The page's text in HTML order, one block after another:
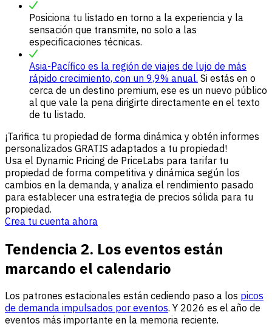
Posiciona tu listado en torno a la experiencia y la
sensación que transmite, no solo a las
especificaciones técnicas.
Asia-Pacífico es la región de viajes de lujo de más
rápido crecimiento, con un 9,9% anual. Si estás en o
cerca de un destino premium, ese es un nuevo público
al que vale la pena dirigirte directamente en el texto
de tu listado.
¡Tarifica tu propiedad de forma dinámica y obtén informes
personalizados GRATIS adaptados a tu propiedad!
Usa el Dynamic Pricing de PriceLabs para tarifar tu
propiedad de forma competitiva y dinámica según los
cambios en la demanda, y analiza el rendimiento pasado
para establecer una estrategia de precios sólida para tu
propiedad.
Crea tu cuenta ahora
Tendencia 2. Los eventos están
marcando el calendario
Los patrones estacionales están cediendo paso a los picos
de demanda impulsados por eventos. Y 2026 es el año de
eventos más importante en la memoria reciente.